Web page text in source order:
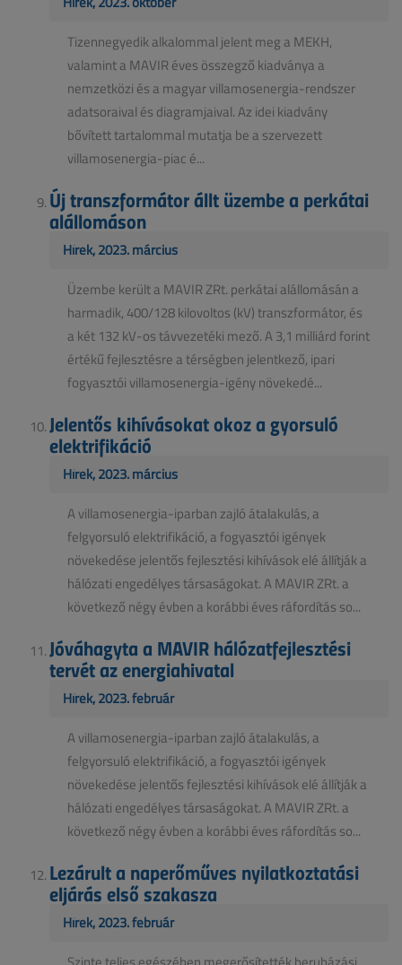
Tizennegyedik alkalommal jelent meg a MEKH,
valamint a MAVIR éves összegző kiadványa a
nemzetközi és a magyar villamosenergia-rendszer
adatsoraival és diagramjaival. Az idei kiadvány
bővített tartalommal mutatja be a szervezett
villamosenergia-piac é...
Új transzformátor állt üzembe a perkátai
alállomáson
Hírek, 2023. március
Üzembe került a MAVIR ZRt. perkátai alállomásán a
harmadik, 400/128 kilovoltos (kV) transzformátor, és
a két 132 kV-os távvezetéki mező. A 3,1 milliárd forint
értékű fejlesztésre a térségben jelentkező, ipari
fogyasztói villamosenergia-igény növekedé...
Jelentős kihívásokat okoz a gyorsuló
elektrifikáció
Hírek, 2023. március
A villamosenergia-iparban zajló átalakulás, a
felgyorsuló elektrifikáció, a fogyasztói igények
növekedése jelentős fejlesztési kihívások elé állítják a
hálózati engedélyes társaságokat. A MAVIR ZRt. a
következő négy évben a korábbi éves ráfordítás so...
Jóváhagyta a MAVIR hálózatfejlesztési
tervét az energiahivatal
Hírek, 2023. február
A villamosenergia-iparban zajló átalakulás, a
felgyorsuló elektrifikáció, a fogyasztói igények
növekedése jelentős fejlesztési kihívások elé állítják a
hálózati engedélyes társaságokat. A MAVIR ZRt. a
következő négy évben a korábbi éves ráfordítás so...
Lezárult a naperőműves nyilatkoztatási
eljárás első szakasza
Hírek, 2023. február